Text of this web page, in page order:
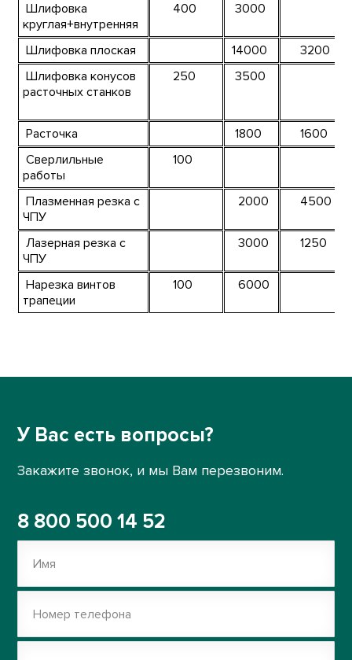
Шлифовка
круглая+внутренняя
400 3000
Шлифовка плоская 14000
3200
Шлифовка конусов
расточных станков
250 3500
Расточка 1800
1600
Сверлильные
работы
100
Плазменная резка с
ЧПУ
2000 4500
Лазерная резка с
ЧПУ
3000 1250
Нарезка винтов
трапеции
100 6000
У Вас есть вопросы?
Закажите звонок, и мы Вам перезвоним.
8 800 500 14 52
Имя
Номер телефона